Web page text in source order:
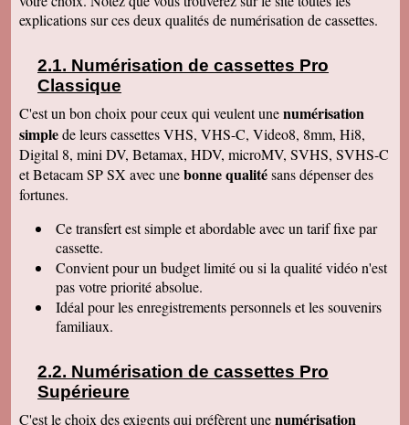
Le service aux clients est un art Mme Masse
est une artiste qui aime son métier et se soucie
Denise J
Merci pour votre très agréable numérisation sur
facilement. J'ai déménagé en Résidence
autonomie et trouvé quelqu'un pour la lancer sur
l'écran. Mais c'était simple et évident, avec un
peu de courage et de réflexion j'y serai
parvenue. Tout fonctionne, facile d'accès.
Merci. Je garde vos coordonnées. Bien
Bernard G
Pour votre livre d'or : J'ai oublié ou plutôt remis
à plus tard ce que je devais vous écrire après
avoir reçu le disque dur. Pardonnez ma
négligence. Je tiens à vous redire toute ma
satisfaction, pour le travail accompli, mais aussi
vous remercier pour la qualité de votre relation
avec vos clients, ce qui constitue au final une
pour votre entreprise. Bien cordialement
Claudine T
de déballer et de picorer d'une cassette à l'autre.
explications sur ces deux qualités de numérisation de cassettes.
Numérisation de cassettes Pro
Classique
C'est un bon choix pour ceux qui veulent unenumérisation
simplede leurs cassettes VHS, VHS-C, Video8, 8mm, Hi8,
Digital 8, mini DV, Betamax, HDV, microMV, SVHS, SVHS-C
et Betacam SP SX avec unebonne qualitésans dépenser des
fortunes.
Ce transfertest simple et abordable avec un tarif fixe par
cassette.
Convient pour un budget limité ou si la qualité vidéo n'est
pas votre priorité absolue.
Idéal pour les enregistrements personnels et les souvenirs
familiaux.
Numérisation de cassettes Pro
Supérieure
C'est le choix des exigents qui préfèrent unenumérisation